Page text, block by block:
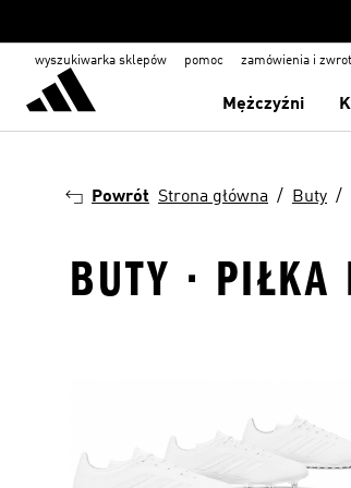
wyszukiwarka sklepów pomoc zamówienia i
Mężczyźni
Powrót Strona główna Buty
BUTY · PIŁKA